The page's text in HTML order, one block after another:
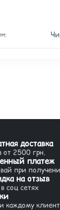
доставка
от 2500 грн.
платеж
при
на отзыв
соц сетях
каждому